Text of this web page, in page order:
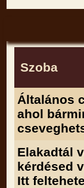
Szoba
Általános
ahol
Elakadtál
kérdésed
Itt